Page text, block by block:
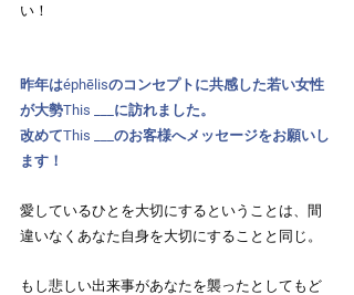
い！
昨年はéphēlisのコンセプトに共感した若い女性
が大勢This ___に訪れました。
改めてThis ___のお客様へメッセージをお願いし
ます！
愛しているひとを大切にするということは、間
違いなくあなた自身を大切にすることと同じ。
もし悲しい出来事があなたを襲ったとしてもど